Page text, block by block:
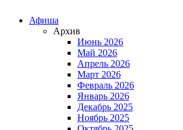
Афиша
Архив
Июнь 2026
Май 2026
Апрель 2026
Март 2026
Февраль 2026
Январь 2026
Декабрь 2025
Ноябрь 2025